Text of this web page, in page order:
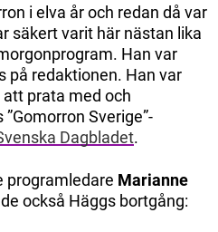
i elva år och redan då var
säkert varit här nästan lika
Han var
på redaktionen. Han var
prata med och
Sverige”-
Dagbladet.
programledare Marianne
också Häggs bortgång: